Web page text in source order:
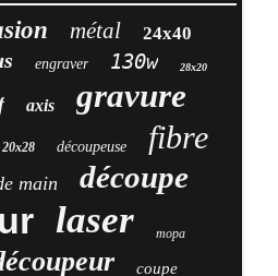
métal 24x40
engraver 130w 28x20
axis gravure
20x28 découpeuse fibre
main découpe
laser mopa
coupe